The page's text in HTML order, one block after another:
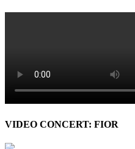
VIDEO CONCERT: FIOR